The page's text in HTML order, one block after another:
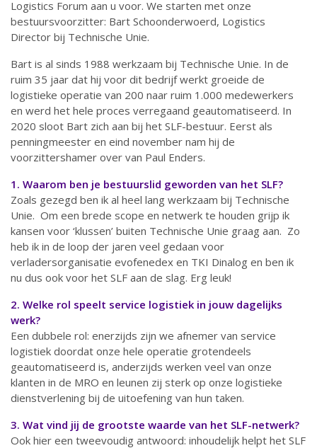
Logistics Forum aan u voor. We starten met onze
bestuursvoorzitter: Bart Schoonderwoerd, Logistics
Director bij Technische Unie.
Bart is al sinds 1988 werkzaam bij Technische Unie. In de
ruim 35 jaar dat hij voor dit bedrijf werkt groeide de
logistieke operatie van 200 naar ruim 1.000 medewerkers
en werd het hele proces verregaand geautomatiseerd. In
2020 sloot Bart zich aan bij het SLF-bestuur. Eerst als
penningmeester en eind november nam hij de
voorzittershamer over van Paul Enders.
1. Waarom ben je bestuurslid geworden van het SLF?
Zoals gezegd ben ik al heel lang werkzaam bij Technische
Unie. Om een brede scope en netwerk te houden grijp ik
kansen voor ‘klussen’ buiten Technische Unie graag aan. Zo
heb ik in de loop der jaren veel gedaan voor
verladersorganisatie evofenedex en TKI Dinalog en ben ik
nu dus ook voor het SLF aan de slag. Erg leuk!
2. Welke rol speelt service logistiek in jouw dagelijks
werk?
Een dubbele rol: enerzijds zijn we afnemer van service
logistiek doordat onze hele operatie grotendeels
geautomatiseerd is, anderzijds werken veel van onze
klanten in de MRO en leunen zij sterk op onze logistieke
dienstverlening bij de uitoefening van hun taken.
3. Wat vind jij de grootste waarde van het SLF-netwerk?
Ook hier een tweevoudig antwoord: inhoudelijk helpt het SLF